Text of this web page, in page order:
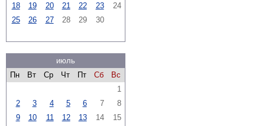
18
19 20 21 22 23
24
25
26 27 28 29 30
июль
Пн
Вт Ср Чт Пт Сб
Вс
1
2
3 4 5 6 7
8
9
10 11 12 13 14
15